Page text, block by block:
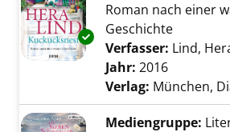
Exemplar-Details von
Roman nach einer
Geschichte
Verfasser: Lind,
Jahr: 2016
Verlag: München,
Mediengruppe: